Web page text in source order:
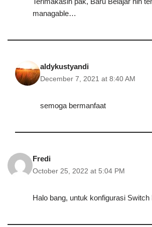
managable…
aldykustyandi
December 7, 2021 at 8:40 AM
semoga bermanfaat
Fredi
October 25, 2022 at 5:04 PM
Halo bang, untuk konfigurasi